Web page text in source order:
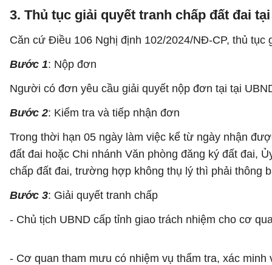
3. Thủ tục giải quyết tranh chấp đất đai
Căn cứ Điều 106 Nghị định 102/2024/NĐ-CP, thủ
Bước 1: Nộp đơn
Người có đơn yêu cầu giải quyết nộp đơn tại tại
Bước 2: Kiểm tra và tiếp nhận đơn
Trong thời hạn 05 ngày làm việc kể từ ngày nhận
đất đai hoặc Chi nhánh Văn phòng đăng ký đất đai,
chấp đất đai, trường hợp không thụ lý thì phải thông
Bước 3: Giải quyết tranh chấp
- Chủ tịch UBND cấp tỉnh giao trách nhiệm cho cơ
- Cơ quan tham mưu có nhiệm vụ thẩm tra, xác